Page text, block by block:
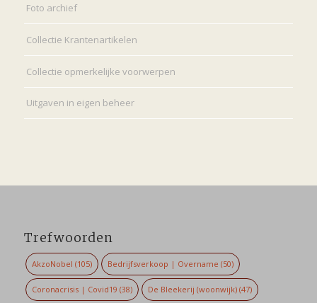
Foto archief
Collectie Krantenartikelen
Collectie opmerkelijke voorwerpen
Uitgaven in eigen beheer
Trefwoorden
AkzoNobel (105) Bedrijfsverkoop | Overname (50)
Coronacrisis | Covid19 (38) De Bleekerij (woonwijk) (47)